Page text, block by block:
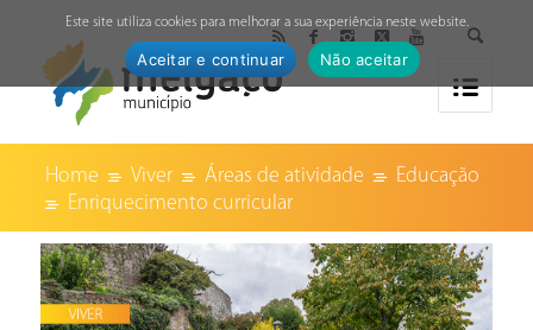
Home Viver Áreas de atividade
Educação
Enriquecimento curricular
Este site utiliza cookies para melhorar a sua experiência neste website.
Aceitar e continuar Não aceitar